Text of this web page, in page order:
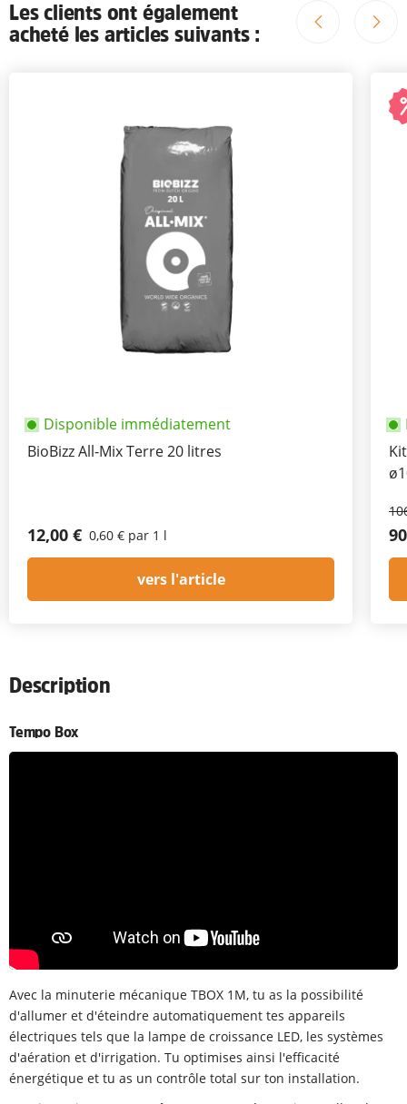
Les clients ont également
acheté les articles suivants :
Disponible immédiatement
BioBizz All-Mix Terre 20 litres
12,00 € 0,60 € par 1 l
vers l'article
Description
Tempo Box
Avec la minuterie mécanique TBOX 1M, tu as la possibilité
d'allumer et d'éteindre automatiquement tes appareils
électriques tels que la lampe de croissance LED, les systèmes
d'aération et d'irrigation. Tu optimises ainsi l'efficacité
énergétique et tu as un contrôle total sur ton installation.